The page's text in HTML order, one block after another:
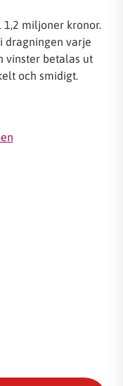
miljoner kronor.
dragningen varje
vinster betalas ut
och smidigt.